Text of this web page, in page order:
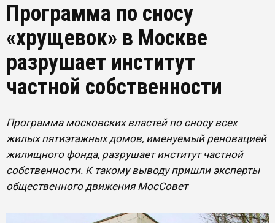
Программа по сносу
«хрущевок» в Москве
разрушает институт
частной собственности
Программа московских властей по сносу всех
жилых пятиэтажных домов, именуемый реновацией
жилищного фонда, разрушает институт частной
собственности. К такому выводу пришли эксперты
общественного движения МосСовет